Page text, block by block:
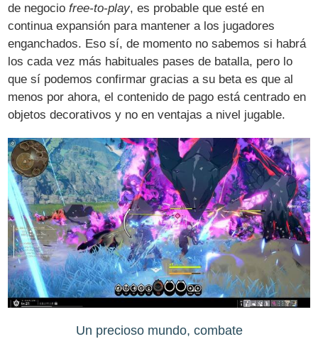
de negociofree-to-play, es probable que esté en
continua expansión para mantener a los jugadores
enganchados. Eso sí, de momento no sabemos si habrá
los cada vez más habituales pases de batalla, pero lo
que sí podemos confirmar gracias a su beta es que al
menos por ahora, el contenido de pago está centrado en
objetos decorativos y no en ventajas a nivel jugable.
Un precioso mundo, combate